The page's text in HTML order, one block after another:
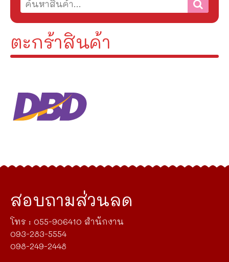
ตะกร้าสินค้า
สอบถามส่วนลด
โทร : 055-906410 สำนักงาน
093-283-5554
098-249-2448